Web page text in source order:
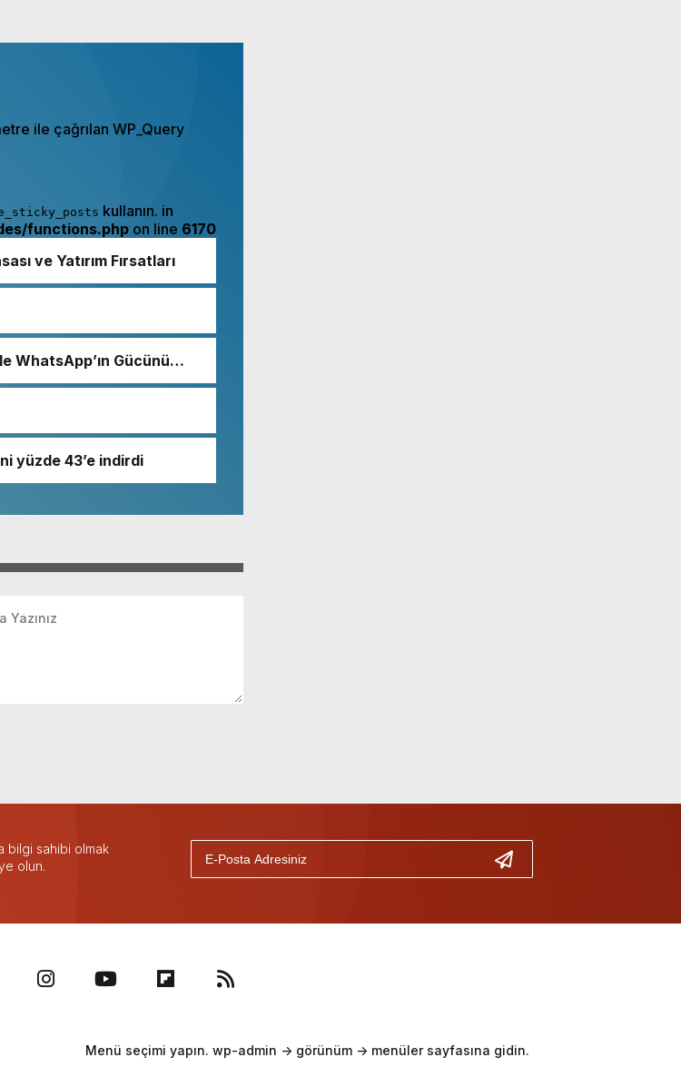
ile çağrılan WP_Query
kullanın. in
functions.php on line 6170
ve Yatırım Fırsatları
WhatsApp’ın Gücünü
yüzde 43’e indirdi
bilgi sahibi olmak
olun.
Menü seçimi yapın. wp-admin -> görünüm -> menüler sayfasına gidin.